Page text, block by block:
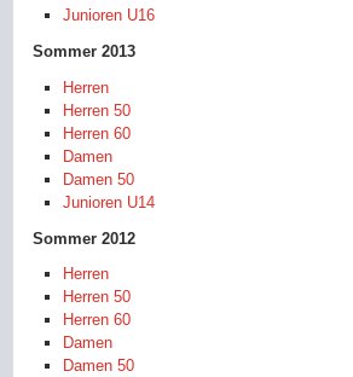
Junioren U16
Sommer 2013
Herren
Herren 50
Herren 60
Damen
Damen 50
Junioren U14
Sommer 2012
Herren
Herren 50
Herren 60
Damen
Damen 50